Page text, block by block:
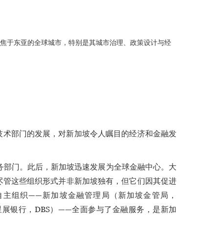
于东亚的全球城市，特别是其城市治理、政策设计与经
部门的发展，对新加坡令人瞩目的经济和金融发
门。此后，新加坡迅速发展为全球金融中心。大
这些组织形式并非新加坡独有，但它们因其促进
组织——新加坡金融管理局（新加坡金管局，
银行，DBS）——全面参与了金融服务，是新加